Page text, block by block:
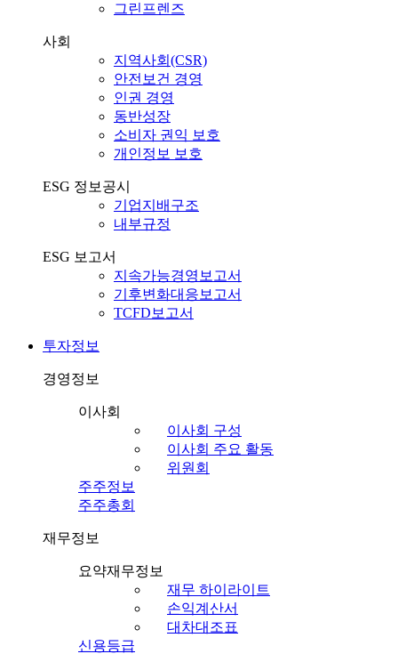
그린프렌즈
사회
지역사회(CSR)
안전보건 경영
인권 경영
동반성장
소비자 권익 보호
개인정보 보호
ESG 정보공시
기업지배구조
내부규정
ESG 보고서
지속가능경영보고서
기후변화대응보고서
TCFD보고서
투자정보
경영정보
이사회
이사회 구성
이사회 주요 활동
위원회
주주정보
주주총회
재무정보
요약재무정보
재무 하이라이트
손익계산서
대차대조표
신용등급